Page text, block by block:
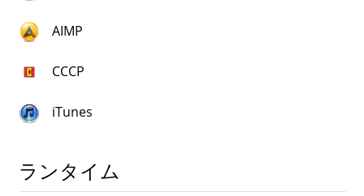
AIMP
CCCP
iTunes
ランタイム